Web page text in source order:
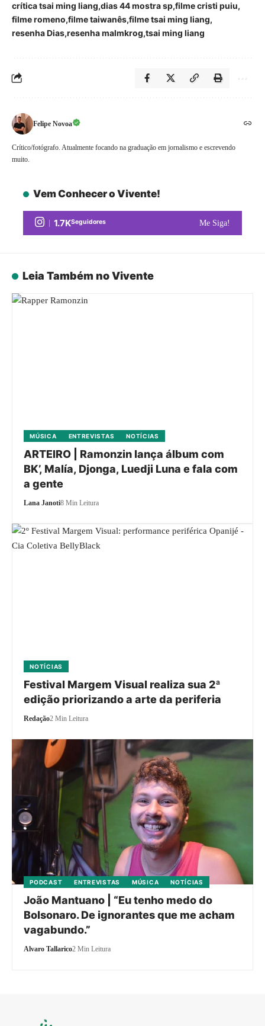
crítica tsai ming liang dias 44 mostra sp filme cristi puiu
filme romeno filme taiwanês filme tsai ming liang
resenha Dias resenha malmkrog tsai ming liang
Felipe Novoa
Crítico/fotógrafo. Atualmente focando na graduação em jornalismo e escrevendo
muito.
Vem Conhecer o Vivente!
1.7KSeguidores Me Siga!
Leia Também no Vivente
MÚSICA ENTREVISTAS NOTÍCIAS
ARTEIRO | Ramonzin lança álbum com
BK’, Malía, Djonga, Luedji Luna e fala com
a gente
Lana Janoti8 Min Leitura
NOTÍCIAS
Festival Margem Visual realiza sua 2ª
edição priorizando a arte da periferia
Redação2 Min Leitura
PODCAST ENTREVISTAS MÚSICA NOTÍCIAS
João Mantuano | “Eu tenho medo do
Bolsonaro. De ignorantes que me acham
vagabundo.”
Alvaro Tallarico2 Min Leitura